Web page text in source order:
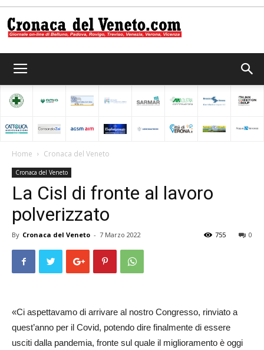
del
Home Cronaca del Veneto
Cronaca del Veneto
La Cisl di fronte al lavoro
polverizzato
By Cronaca del Veneto - 7 Marzo 2022 0
755
«Ci aspettavamo di arrivare al nostro Congresso, rinviato a
quest’anno per il Covid, potendo dire finalmente di essere
usciti dalla pandemia, fronte sul quale il miglioramento è oggi